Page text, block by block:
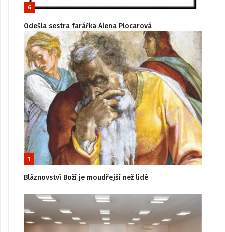
6
Odešla sestra farářka Alena Plocarová
1
Bláznovství Boží je moudřejší než lidé